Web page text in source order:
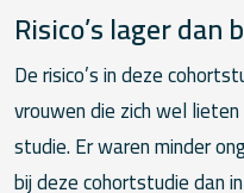
Risico’s lager
De risico’s in deze
vrouwen die zich wel
studie. Er waren minder
bij deze cohortstudie dan